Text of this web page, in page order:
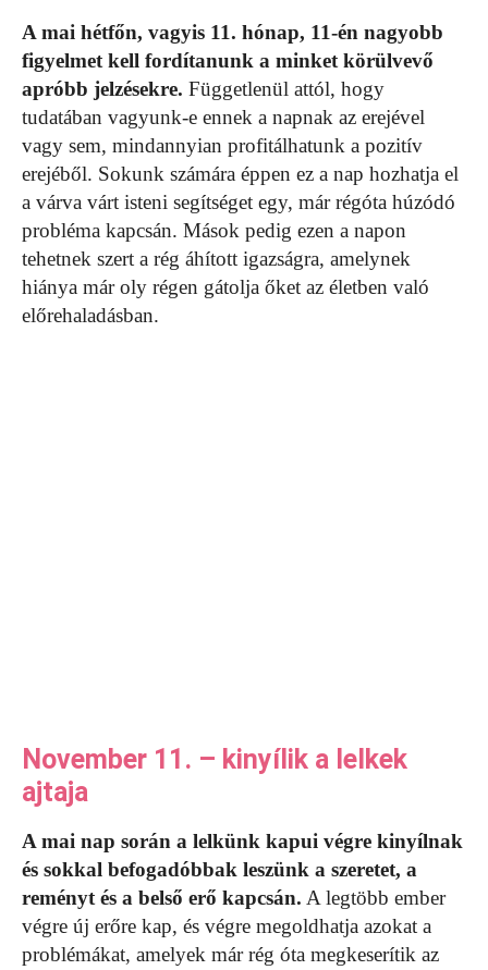
A mai hétfőn, vagyis 11. hónap, 11-én nagyobb
figyelmet kell fordítanunk a minket körülvevő
apróbb jelzésekre. Függetlenül attól, hogy
tudatában vagyunk-e ennek a napnak az erejével
vagy sem, mindannyian profitálhatunk a pozitív
erejéből. Sokunk számára éppen ez a nap hozhatja el
a várva várt isteni segítséget egy, már régóta húzódó
probléma kapcsán. Mások pedig ezen a napon
tehetnek szert a rég áhított igazságra, amelynek
hiánya már oly régen gátolja őket az életben való
előrehaladásban.
November 11. – kinyílik a lelkek
ajtaja
A mai nap során a lelkünk kapui végre kinyílnak
és sokkal befogadóbbak leszünk a szeretet, a
reményt és a belső erő kapcsán. A legtöbb ember
végre új erőre kap, és végre megoldhatja azokat a
problémákat, amelyek már rég óta megkeserítik az